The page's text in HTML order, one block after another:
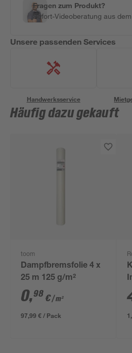
Fragen zum Produkt?
Sofort-Videoberatung aus
Unsere passenden Services
Handwerksservice
Häufig dazu gekauft
toom
Dampfbremsfolie 4 x
25 m 125 g/m²
0,98 €/ m²
97,99 € / Pack